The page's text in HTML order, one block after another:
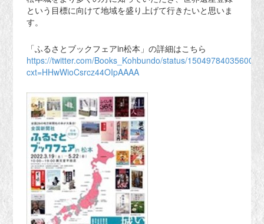
という目標に向けて地域を盛り上げて行きたいと思いま
す。
「ふるさとブックフェアin松本」の詳細はこちら
https://twitter.com/Books_Kohbundo/status/
cxt=HHwWioCsrcz44OIpAAAA